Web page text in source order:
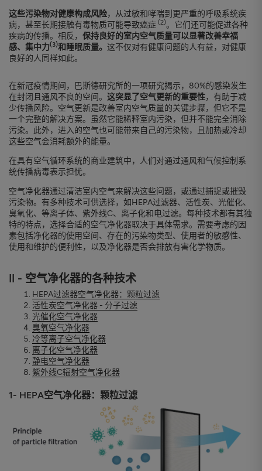
这些污染物对健康构成风险，从过敏和哮喘到更严重的呼吸系统疾
病，甚至长期接触有毒物质可能导致癌症 (2)。它们还可能促进各种
疾病的传播。相反， 保持良好的室内空气质量可以显著改善幸福
感、集中力(3)和睡眠质量。 这不仅对有健康问题的人有益，对健康
良好的人同样如此。
在新冠疫情期间，巴斯德研究所的一项研究揭示，80%的感染发生
在封闭且通风不良的空间。 这突显了空气更新的重要性，有助于减
少传播风险。空气更新是改善室内空气质量的关键步骤，但它不是
一个完整的解决方案。虽然它能稀释室内污染，但并不能完全消除
污染。此外，进入的空气也可能带来自己的污染物，且加热或冷却
这些空气会消耗额外的能量。
在具有空气循环系统的商业建筑中，人们对通过通风和气候控制系
统传播病毒表示担忧。
空气净化器通过清洁室内空气来解决这些问题，或通过捕捉或摧毁
污染物。有多种技术可供选择，如HEPA过滤器、活性炭、光催化、
臭氧化、等离子体、紫外线C、离子化和电过滤。每种技术都有其独
特的特点，选择合适的空气净化器取决于具体需求。需要考虑的因
素包括净化器的使用空间、存在的污染物类型、使用者的敏感性、
使用和维护的便利性，以及净化器是否会排放有害化学物质。
II - 空气净化器的各种技术
HEPA过滤器空气净化器：颗粒过滤
活性炭空气净化器 - 分子过滤
光催化空气净化器
臭氧空气净化器
冷等离子空气净化器
离子化空气净化器
静电空气净化器
紫外线C辐射空气净化器
1- HEPA空气净化器：颗粒过滤